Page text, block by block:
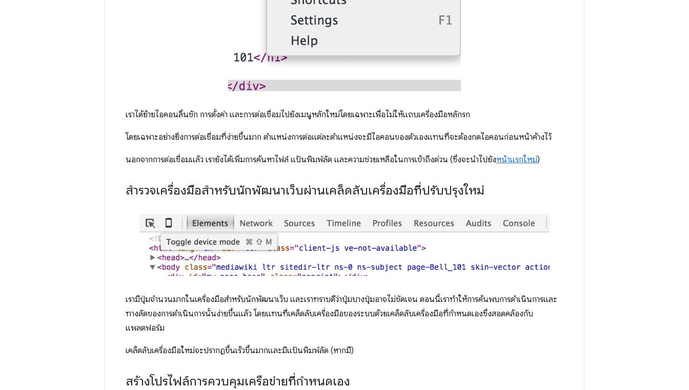
เราได้ย้ายไอคอนลิ้นชัก การตั้งค่า และการต่อเชื่อมไปยังเมนูหลักใหม่โดยเฉพาะเพื่อไม่ให้แถบเครื่องมือหลักรก
โดยเฉพาะอย่างยิ่งการต่อเชื่อมที่ง่ายขึ้นมาก ตำแหน่งการต่อแต่ละตำแหน่งจะมีไอคอนของตัวเองแทนที่จะต้องกดไอคอนก่อนหน้าค้างไว้
นอกจากการต่อเชื่อมแล้ว เรายังได้เพิ่มการค้นหาไฟล์ แป้นพิมพ์ลัด และความช่วยเหลือในการเข้าถึงด่วน (ซึ่งจะนำไปยังหน้าแรกใหม่)
สำรวจเครื่องมือสำหรับนักพัฒนาเว็บผ่านเคล็ดลับเครื่องมือที่ปรับปรุงใหม่
เรามีปุ่มจำนวนมากในเครื่องมือสำหรับนักพัฒนาเว็บ และเราทราบดีว่าปุ่มบางปุ่มอาจไม่ชัดเจน ตอนนี้เราทำให้การค้นพบการดำเนินการและ
ทางลัดของการดำเนินการนั้นง่ายขึ้นแล้ว โดยแทนที่เคล็ดลับเครื่องมือของระบบด้วยเคล็ดลับเครื่องมือที่กำหนดเองซึ่งสอดคล้องกับ
แพลตฟอร์ม
เคล็ดลับเครื่องมือใหม่จะปรากฏขึ้นเร็วขึ้นมากและมีแป้นพิมพ์ลัด (หากมี)
สร้างโปรไฟล์การควบคุมเครือข่ายที่กำหนดเอง